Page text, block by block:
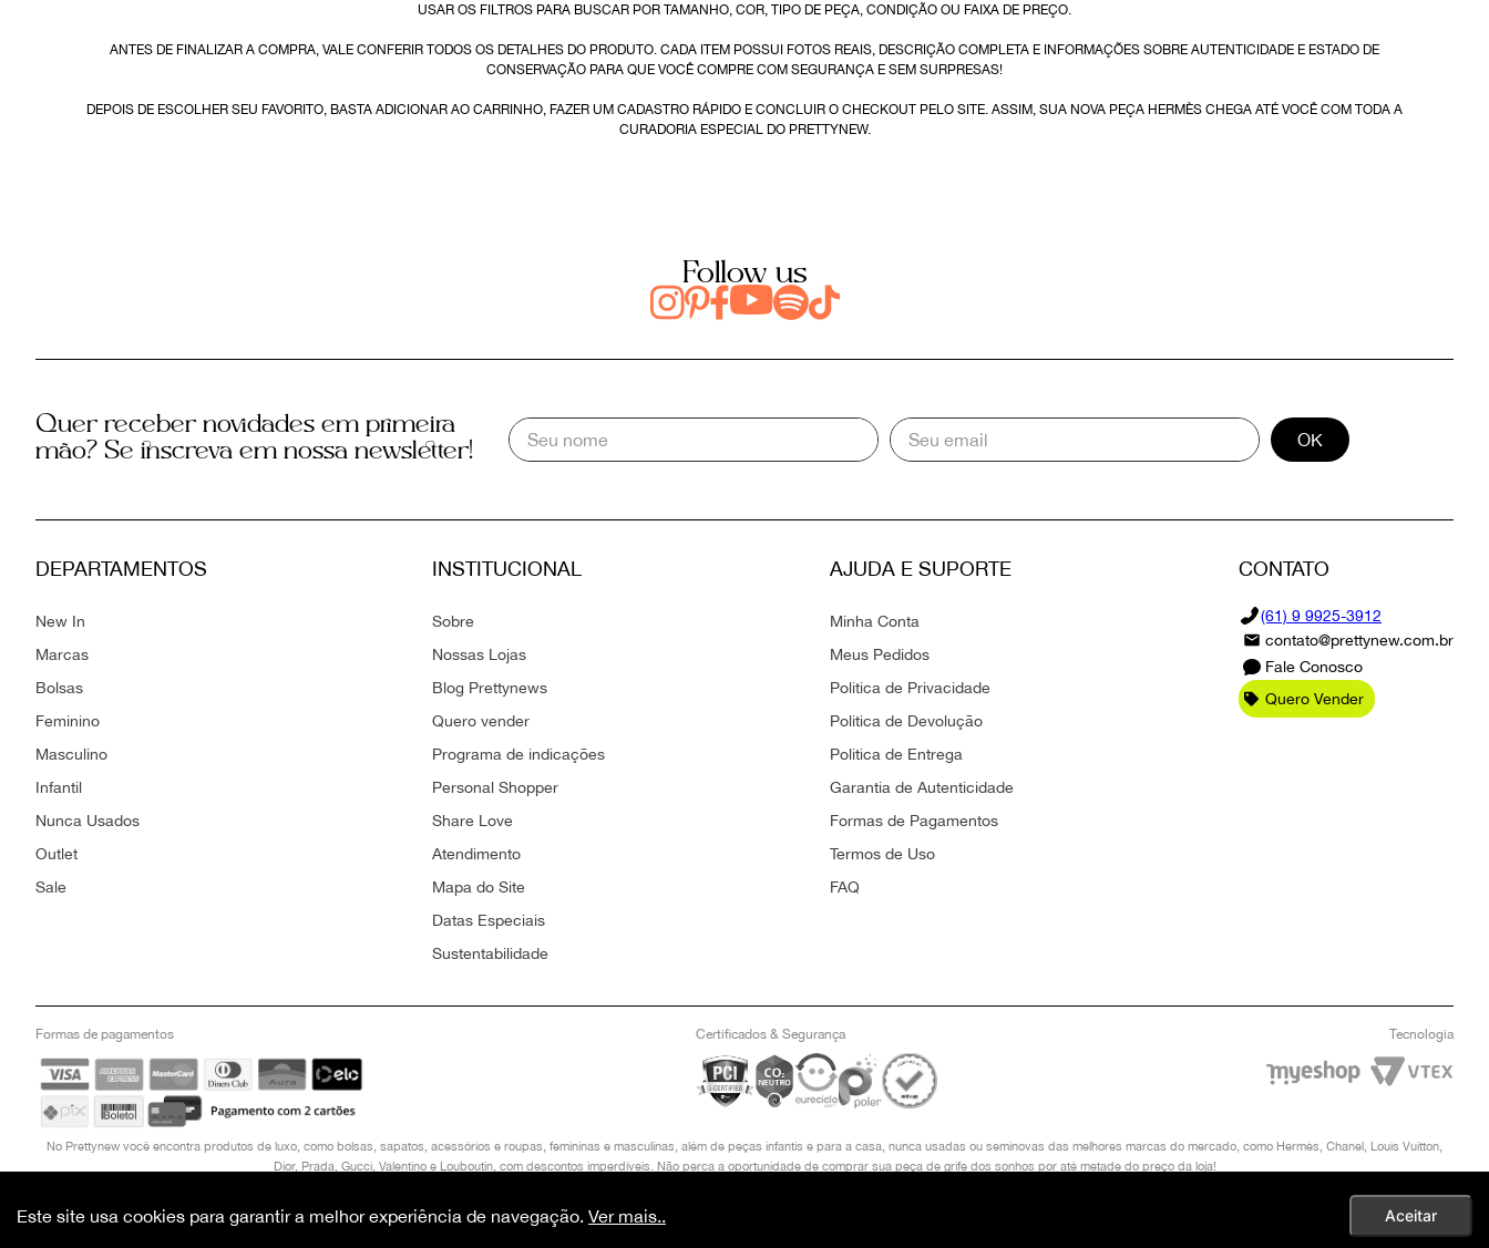
USAR OS FILTROS PARA BUSCAR POR TAMANHO, COR, TIPO DE PEÇA, CONDIÇÃO OU FAIXA DE PREÇO.
ANTES DE FINALIZAR A COMPRA, VALE CONFERIR TODOS OS DETALHES DO PRODUTO. CADA ITEM POSSUI FOTOS REAIS, DESCRIÇÃO COMPLETA E INFORMAÇÕES SOBRE AUTENTICIDADE E ESTADO DE
CONSERVAÇÃO PARA QUE VOCÊ COMPRE COM SEGURANÇA E SEM SURPRESAS!
DEPOIS DE ESCOLHER SEU FAVORITO, BASTA ADICIONAR AO CARRINHO, FAZER UM CADASTRO RÁPIDO E CONCLUIR O CHECKOUT PELO SITE. ASSIM, SUA NOVA PEÇA HERMÈS CHEGA ATÉ VOCÊ COM TODA A
CURADORIA ESPECIAL DO PRETTYNEW.
Follow us
Quer receber novidades em primeira
mão? Se inscreva em nossa newsletter!
OK
DEPARTAMENTOS
New In
Marcas
Bolsas
Feminino
Masculino
Infantil
Nunca Usados
Outlet
Sale
INSTITUCIONAL
Sobre
Nossas Lojas
Blog Prettynews
Quero vender
Programa de indicações
Personal Shopper
Share Love
Atendimento
Mapa do Site
Datas Especiais
Sustentabilidade
AJUDA E SUPORTE
Minha Conta
Meus Pedidos
Politica de Privacidade
Politica de Devolução
Politica de Entrega
Garantia de Autenticidade
Formas de Pagamentos
Termos de Uso
FAQ
CONTATO
(61) 9 9925-3912
contato@prettynew.com.br
Fale Conosco
Quero Vender
Formas de pagamentos Certificados & Segurança Tecnologia
No Prettynew você encontra produtos de luxo, como bolsas, sapatos, acessórios e roupas, femininas e masculinas, além de peças infantis e para a casa, nunca usadas ou seminovas das melhores marcas do mercado, como Hermès, Chanel, Louis Vuitton,
Dior, Prada, Gucci, Valentino e Louboutin, com descontos imperdíveis. Não perca a oportunidade de comprar sua peça de grife dos sonhos por até metade do preço da loja!
Este site usa cookies para garantir a melhor experiência de navegação. Ver mais.. Aceitar